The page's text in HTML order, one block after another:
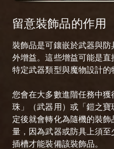
留意裝飾品的作用
裝飾品是可鑲嵌於武器與
外增益。這些增益可能是
特定武器類型與魔物設計的
您會在大多數進階任務中
珠」（武器用）或「鎧之
定後就會轉化為隨機的裝
量，因為武器或防具上須
插槽才能裝備該裝飾品。